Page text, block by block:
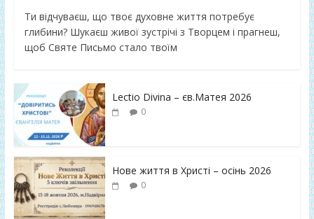
Ти відчуваєш, що твоє духовне життя потребує
глибини? Шукаєш живої зустрічі з Творцем і прагнеш,
щоб Святе Письмо стало твоїм
Lectio Divina – єв.Матея 2026
0
Нове життя в Христі – осінь 2026
0